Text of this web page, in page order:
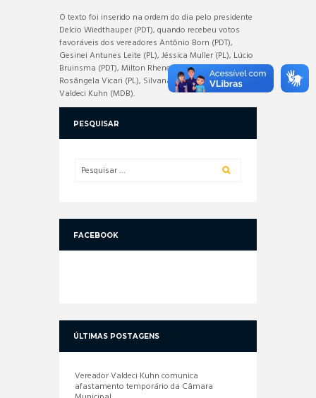
O texto foi inserido na ordem do dia pelo presidente
Delcio Wiedthauper (PDT), quando recebeu votos
favoráveis dos vereadores Antônio Born (PDT),
Gesinei Antunes Leite (PL), Jéssica Muller (PL), Lúcio
Bruinsma (PDT), Milton Rhenehermer (PL),
Rosângela Vicari (PL), Silvana Cardoso Sipp (PDT) e
Valdeci Kuhn (MDB).
PESQUISAR
FACEBOOK
ÚLTIMAS POSTAGENS
Vereador Valdeci Kuhn comunica
afastamento temporário da Câmara